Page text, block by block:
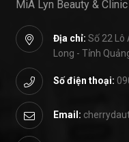
MiA Lyn Beauty &
Địa chỉ:Số 22 Lô
Long - Tỉnh
Số điện thoại:
Email: